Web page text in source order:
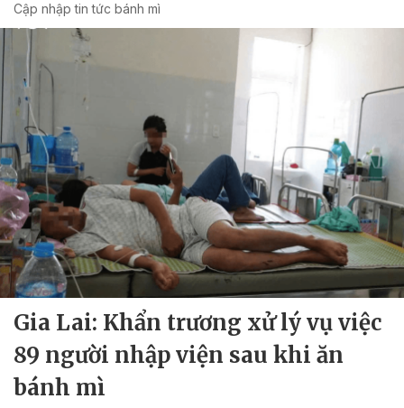
Cập nhập tin tức bánh mì
Gia Lai: Khẩn trương xử lý vụ việc
89 người nhập viện sau khi ăn
bánh mì